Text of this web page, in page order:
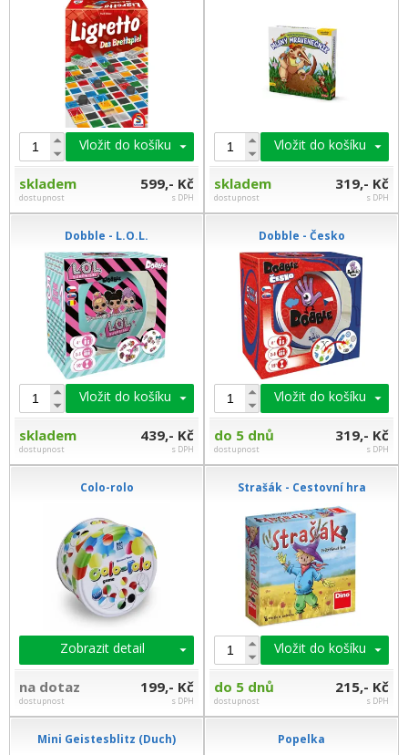
Vložit do košíku
skladem
dostupnost
599,- Kč
s DPH
Vložit do košíku
skladem
dostupnost
319,- Kč
s DPH
Dobble - L.O.L.
Vložit do košíku
skladem
dostupnost
439,- Kč
s DPH
Dobble - Česko
Vložit do košíku
do 5 dnů
dostupnost
319,- Kč
s DPH
Colo-rolo
Zobrazit detail
na dotaz
dostupnost
199,- Kč
s DPH
Strašák - Cestovní hra
Vložit do košíku
do 5 dnů
dostupnost
215,- Kč
s DPH
Mini Geistesblitz (Duch) Popelka